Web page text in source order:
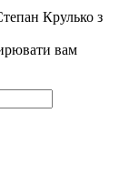
Крулько з
вам